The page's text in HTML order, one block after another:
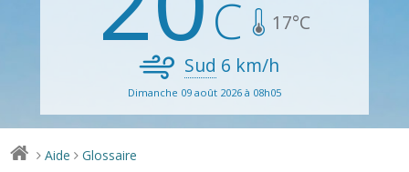
17°C
Sud 6 km/h
Dimanche 09 août 2026 à 08h05
> Aide > Glossaire